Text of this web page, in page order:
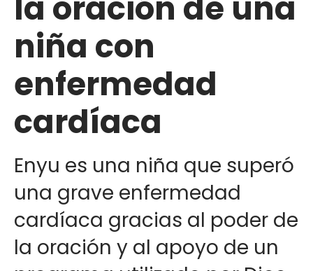
niña con
enfermedad
cardíaca
Enyu es una niña que superó
una grave enfermedad
cardíaca gracias al poder de
la oración y al apoyo de un